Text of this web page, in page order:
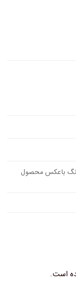
تفاوت رنگ باعکس محصول
است.